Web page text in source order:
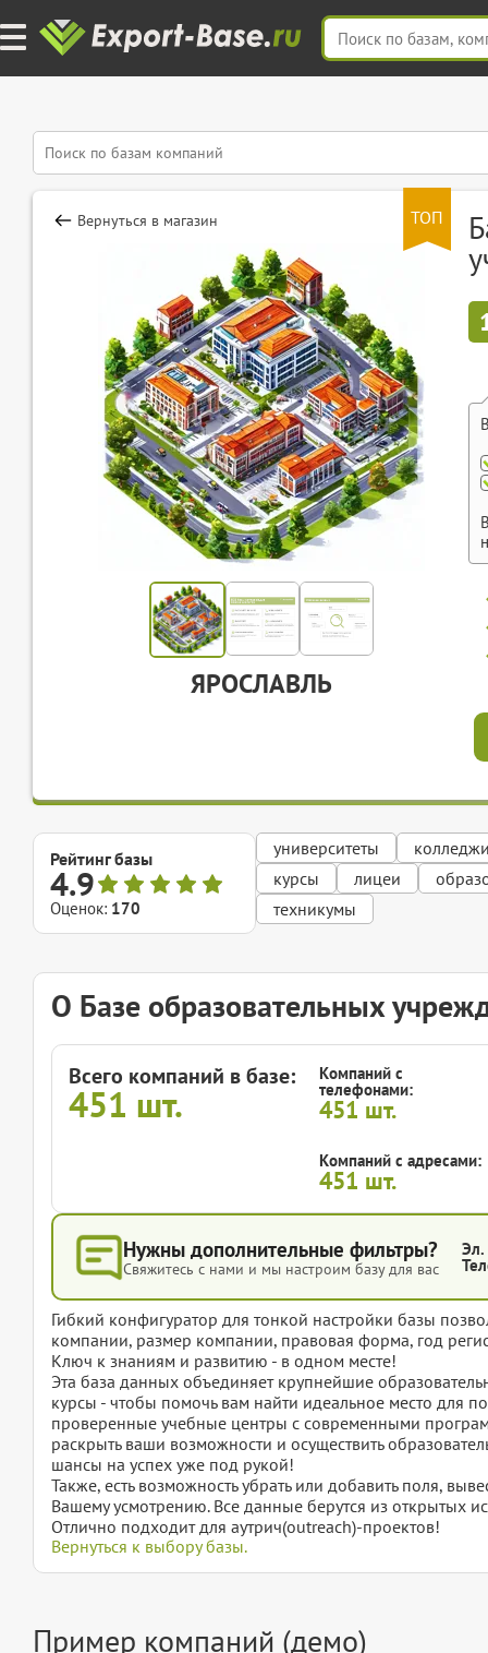
ТОП
Вернуться в магазин
ЯРОСЛАВЛЬ
Рейтинг базы
4.9
Оценок: 170
университеты
курсы
лицеи
техникумы
О Базе образовательных
Всего компаний в базе:
451 шт.
Компаний с
телефонами:
451 шт.
Компаний с адресами:
451 шт.
Нужны дополнительные фильтры?
Свяжитесь с нами и мы настроим базу для вас
Эл.
Гибкий конфигуратор для тонкой настройки базы
компании, размер компании, правовая форма, год
Ключ к знаниям и развитию - в одном месте!
Эта база данных объединяет крупнейшие
курсы - чтобы помочь вам найти идеальное место для
проверенные учебные центры с современными
раскрыть ваши возможности и осуществить
шансы на успех уже под рукой!
Также, есть возможность убрать или добавить поля,
Вашему усмотрению. Все данные берутся из открытых
Отлично подходит для аутрич(outreach)-проектов!
Вернуться к выбору базы.
Пример компаний (демо)